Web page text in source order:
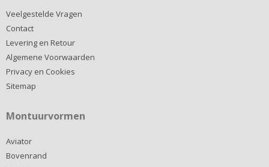
Veelgestelde Vragen
Contact
Levering en Retour
Algemene Voorwaarden
Privacy en Cookies
Sitemap
Montuurvormen
Aviator
Bovenrand